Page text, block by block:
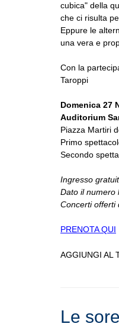
cubica" della
che ci risulta
Eppure le
una vera e
Con la
Taroppi
Domenica 27
Auditorium
Piazza Martiri
Primo
Secondo
Ingresso
Dato il numero
Concerti offerti
PRENOTA QUI
AGGIUNGI AL
Le